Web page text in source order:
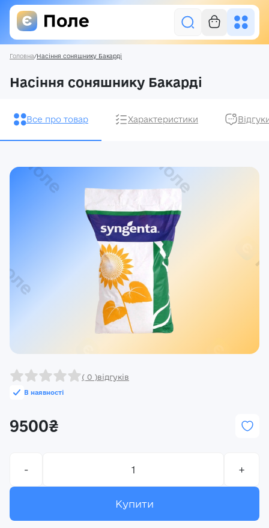
Насіння
Акції
Реєстрація
Ми на зв’язку
(096) 556 55 56
Закрити
Головна/Насіння соняшнику Бакарді
Насіння соняшнику Бакарді
Все про товар Характеристики
В наявності
( 0 )відгуків
9500₴
- +
Купити